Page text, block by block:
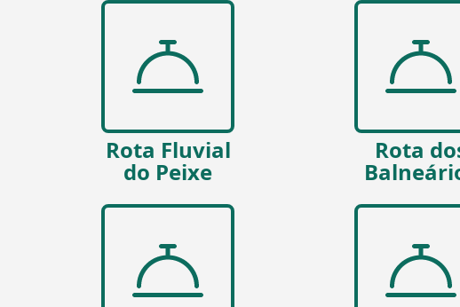
Rota Fluvial
do Peixe
Rota